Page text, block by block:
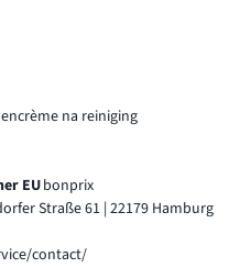
na reiniging
EUbonprix
Straße 61 | 22179 Hamburg
contact/